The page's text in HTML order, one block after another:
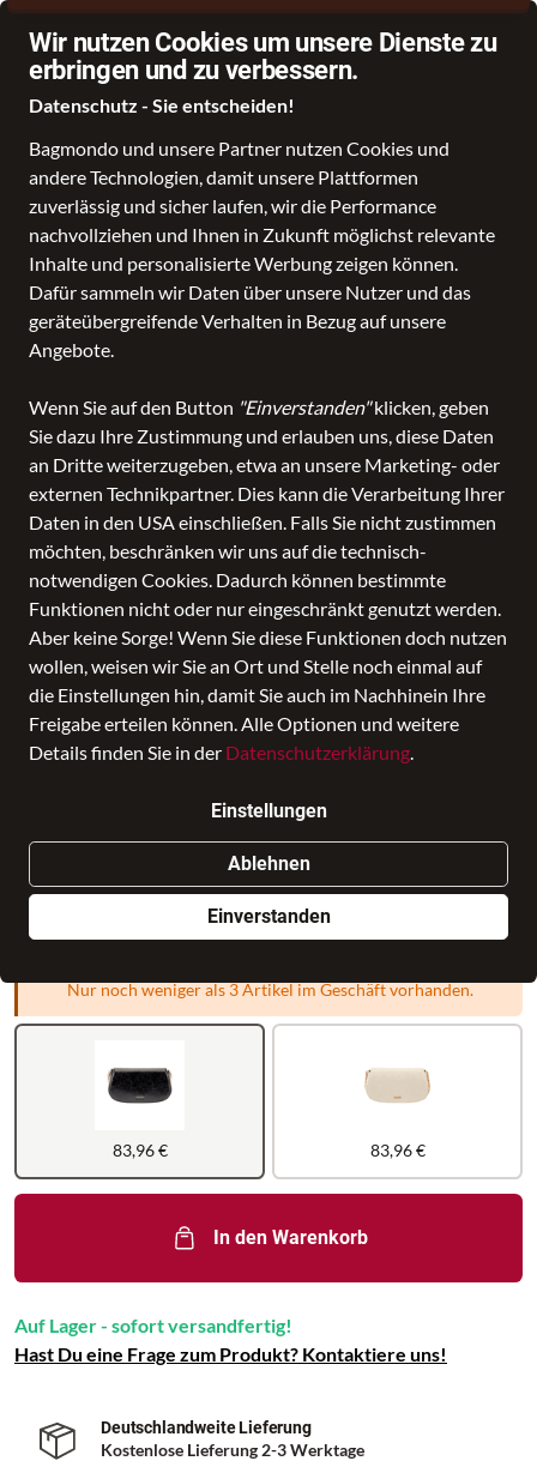
Wir nutzen Cookies um unsere Dienste zu
erbringen und zu verbessern.
Datenschutz - Sie entscheiden!
Bagmondo und unsere Partner nutzen Cookies und
andere Technologien, damit unsere Plattformen
zuverlässig und sicher laufen, wir die Performance
nachvollziehen und Ihnen in Zukunft möglichst relevante
Inhalte und personalisierte Werbung zeigen können.
Dafür sammeln wir Daten über unsere Nutzer und das
geräteübergreifende Verhalten in Bezug auf unsere
Angebote.
Wenn Sie auf den Button "Einverstanden"klicken, geben
Sie dazu Ihre Zustimmung und erlauben uns, diese Daten
an Dritte weiterzugeben, etwa an unsere Marketing- oder
externen Technikpartner. Dies kann die Verarbeitung Ihrer
Daten in den USA einschließen. Falls Sie nicht zustimmen
möchten, beschränken wir uns auf die technisch-
notwendigen Cookies. Dadurch können bestimmte
Funktionen nicht oder nur eingeschränkt genutzt werden.
Aber keine Sorge! Wenn Sie diese Funktionen doch nutzen
wollen, weisen wir Sie an Ort und Stelle noch einmal auf
die Einstellungen hin, damit Sie auch im Nachhinein Ihre
Freigabe erteilen können. Alle Optionen und weitere
Details finden Sie in der Datenschutzerklärung.
Einstellungen
Ablehnen
Einverstanden
Schule Reise Business Freizeit Fashion & Lifestyle
Scala Hoda Shoulderbag Xshf
inkl. MwSt., VersandGRATIS
leder-ziehr.de - Naila
Nur noch weniger als 3 Artikel im Geschäft vorhanden.
83,96 € 83,96 €
In den Warenkorb
Auf Lager - sofort versandfertig!
Hast Du eine Frage zum Produkt? Kontaktiere uns!
Deutschlandweite Lieferung
Kostenlose Lieferung 2-3 Werktage